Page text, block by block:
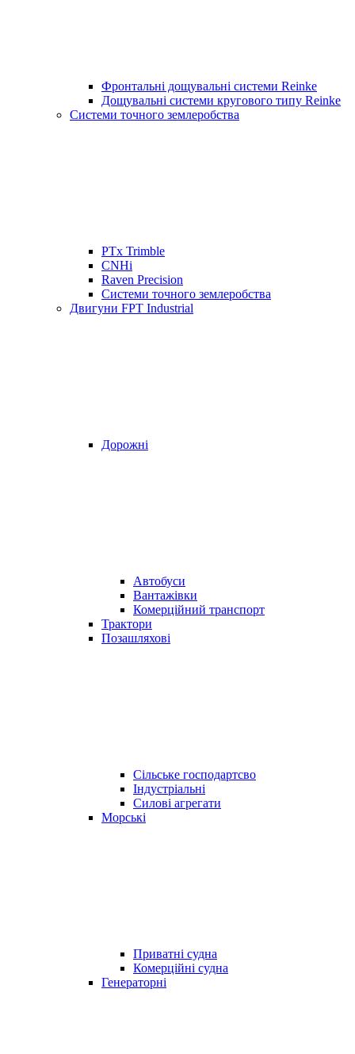
Фронтальні дощувальні системи Reinke
Дощувальні системи кругового типу Reinke
Системи точного землеробства
PTx Trimble
CNHi
Raven Precision
Системи точного землеробства
Двигуни FPT Industrial
Дорожні
Автобуси
Вантажівки
Комерційний транспорт
Трактори
Позашляхові
Сільське господартсво
Індустріальні
Силові агрегати
Морські
Приватні судна
Комерційні судна
Генераторні